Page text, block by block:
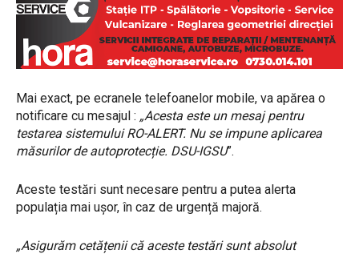
Mai exact, pe ecranele telefoanelor mobile, va apărea o
notificare cu mesajul : „Acesta este un mesaj pentru
testarea sistemului RO-ALERT. Nu se impune aplicarea
măsurilor de autoprotecție. DSU-IGSU”.
Aceste testări sunt necesare pentru a putea alerta
populația mai ușor, în caz de urgență majoră.
„Asigurăm cetățenii că aceste testări sunt absolut